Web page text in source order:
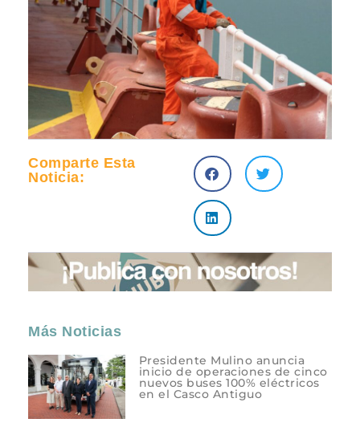
Comparte Esta
Noticia:
Más Noticias
Presidente Mulino anuncia
inicio de operaciones de cinco
nuevos buses 100% eléctricos
en el Casco Antiguo